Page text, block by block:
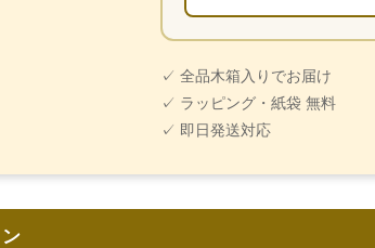
✓ 全品木箱入りでお届け
✓ ラッピング・紙袋 無料
✓ 即日発送対応